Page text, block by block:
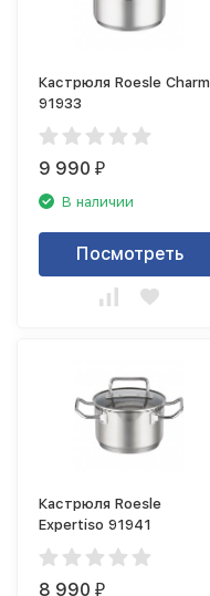
Кастрюля Roesle Charm
91933
9 990₽
В наличии
Посмотреть
Кастрюля Roesle
Expertiso 91941
8 990₽